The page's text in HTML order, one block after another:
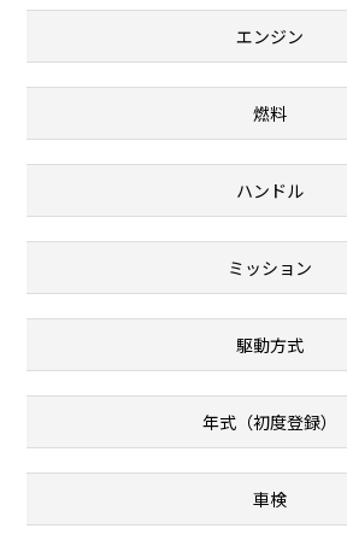
エンジン
燃料
ハンドル
ミッション
駆動方式
年式（初度登録）
車検